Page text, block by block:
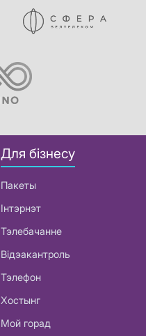
Для бізнесу
Пакеты
Інтэрнэт
Тэлебачанне
Відэакантроль
Тэлефон
Хостынг
Мой горад